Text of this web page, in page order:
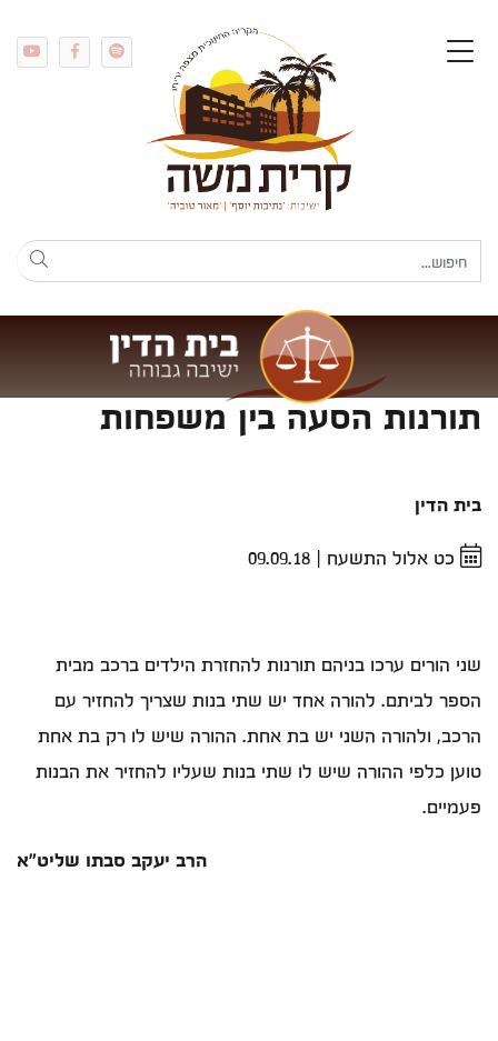
תורנות הסעה בין משפחות
בית הדין
כט אלול התשעח |
09.09.18
שני הורים ערכו בניהם תורנות להחזרת הילדים ברכב מבית
הספר לביתם. להורה אחד יש שתי בנות שצריך להחזיר עם
הרכב, ולהורה השני יש בת אחת. ההורה שיש לו רק בת אחת
טוען כלפי ההורה שיש לו שתי בנות שעליו להחזיר את הבנות
פעמיים.
הרב יעקב סבתו שליט"א